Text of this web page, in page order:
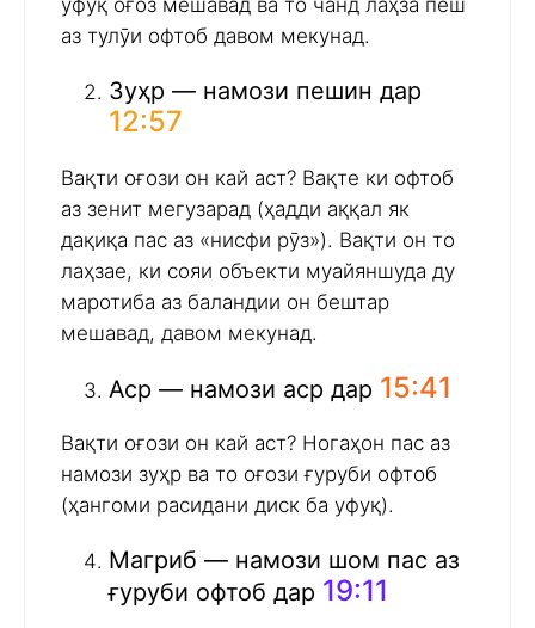
аз тулӯи офтоб давом мекунад.
Зуҳр — намози пешин дар
12:57
Вақти оғози он кай аст? Вақте ки офтоб
аз зенит мегузарад (ҳадди аққал як
дақиқа пас аз «нисфи рӯз»). Вақти он то
лаҳзае, ки сояи объекти муайяншуда ду
маротиба аз баландии он бештар
мешавад, давом мекунад.
Аср — намози аср дар 15:41
Вақти оғози он кай аст? Ногаҳон пас аз
намози зуҳр ва то оғози ғуруби офтоб
(ҳангоми расидани диск ба уфуқ).
Магриб — намози шом пас аз
ғуруби офтоб дар 19:11